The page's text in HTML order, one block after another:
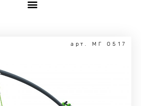
арт. МГ 0517